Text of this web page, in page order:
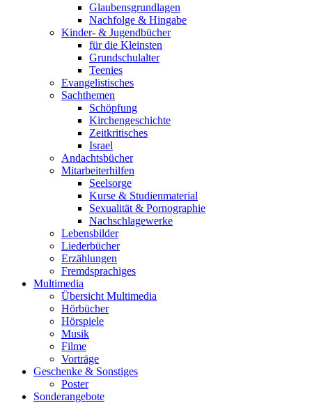
Glaubensgrundlagen
Nachfolge & Hingabe
Kinder- & Jugendbücher
für die Kleinsten
Grundschulalter
Teenies
Evangelistisches
Sachthemen
Schöpfung
Kirchengeschichte
Zeitkritisches
Israel
Andachtsbücher
Mitarbeiterhilfen
Seelsorge
Kurse & Studienmaterial
Sexualität & Pornographie
Nachschlagewerke
Lebensbilder
Liederbücher
Erzählungen
Fremdsprachiges
Multimedia
Übersicht Multimedia
Hörbücher
Hörspiele
Musik
Filme
Vorträge
Geschenke & Sonstiges
Poster
Sonderangebote